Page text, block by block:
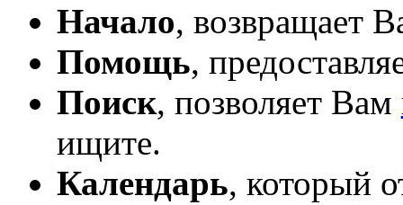
Начало, возвращает
Помощь,
Поиск, позволяет Вам
ищите.
Календарь, который